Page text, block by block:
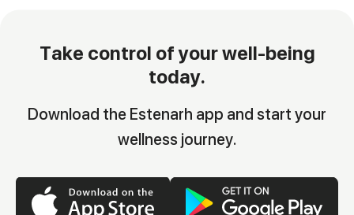
Take control of your well-being
today.
Download the Estenarh app and start your
wellness journey.